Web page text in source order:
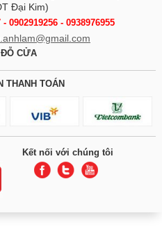
Đại Kim)
- 0902919256 - 0938976955
CỬA
THANH TOÁN
Kết nối với chúng tôi